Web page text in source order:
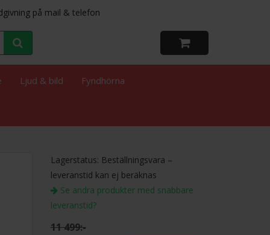
på mail & telefon
Ljud & bild Fyndhörna
Lagerstatus: Beställningsvara –
leveranstid kan ej beräknas
Se andra produkter med snabbare
leveranstid?
11 499:-